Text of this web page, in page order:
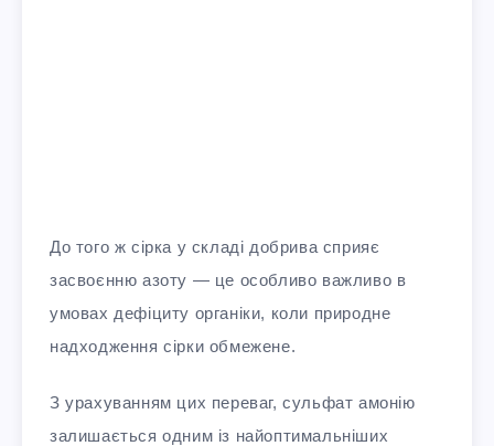
До того ж сірка у складі добрива сприяє
засвоєнню азоту — це особливо важливо в
умовах дефіциту органіки, коли природне
надходження сірки обмежене.
З урахуванням цих переваг, сульфат амонію
залишається одним із найоптимальніших